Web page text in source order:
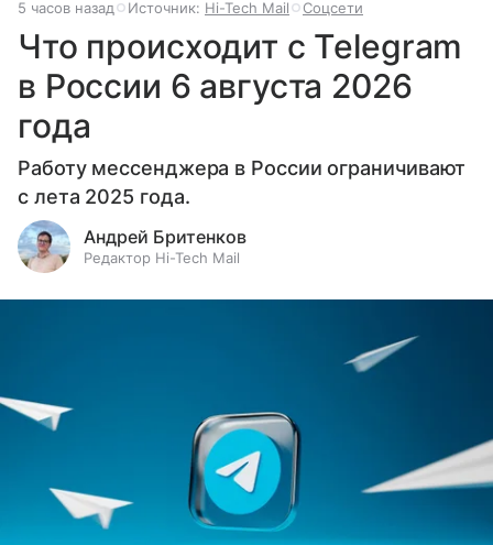
5 часов назад Источник: Hi-Tech Mail Соцсети
Что происходит с Telegram
в России 6 августа 2026
года
Работу мессенджера в России ограничивают
с лета 2025 года.
Андрей Бритенков
Редактор Hi-Tech Mail